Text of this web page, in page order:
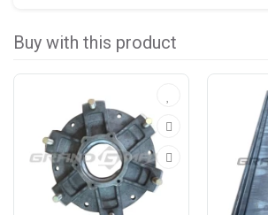
Buy with this product